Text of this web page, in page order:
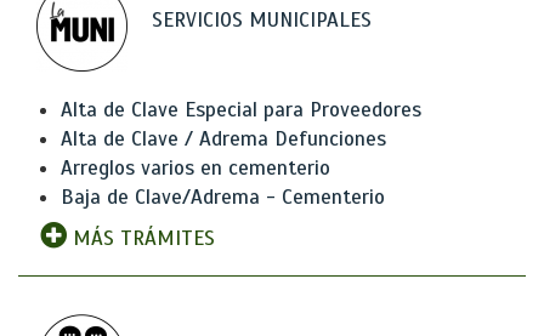
SERVICIOS MUNICIPALES
Alta de Clave Especial para Proveedores
Alta de Clave / Adrema Defunciones
Arreglos varios en cementerio
Baja de Clave/Adrema - Cementerio
MÁS TRÁMITES